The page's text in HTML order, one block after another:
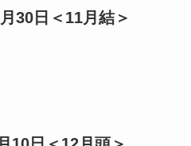
30日＜11月結＞